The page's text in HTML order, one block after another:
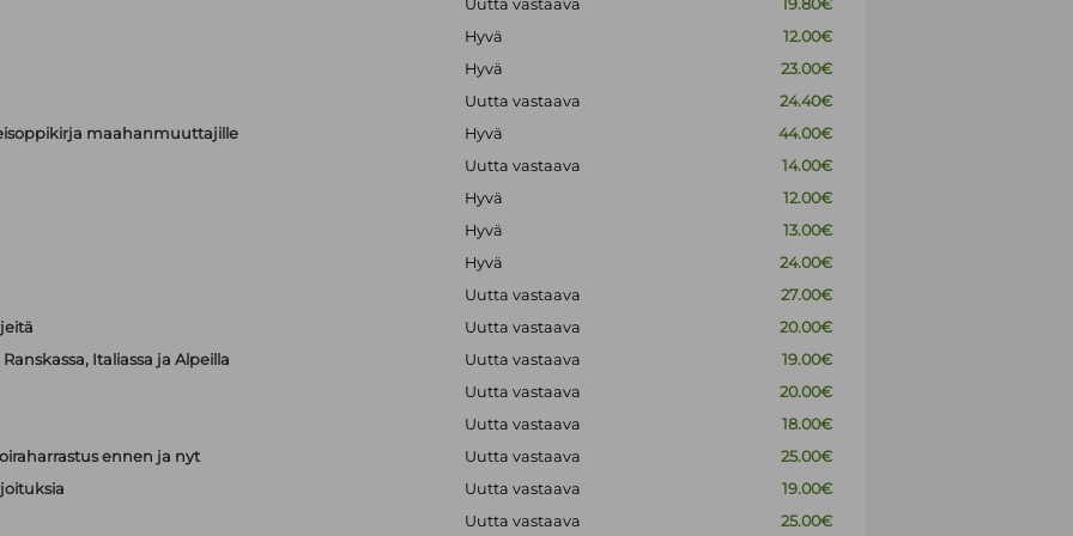
Uutta vastaava
19.80€
Hyvä
12.00€
Hyvä
23.00€
Uutta vastaava
24.40€
maahanmuuttajille
Hyvä
44.00€
Uutta vastaava
14.00€
Hyvä
12.00€
Hyvä
13.00€
Hyvä
24.00€
Uutta vastaava
27.00€
Uutta vastaava
20.00€
Italiassa ja Alpeilla
Uutta vastaava
19.00€
Uutta vastaava
20.00€
Uutta vastaava
18.00€
ennen ja nyt
Uutta vastaava
25.00€
Uutta vastaava
19.00€
Uutta vastaava
25.00€